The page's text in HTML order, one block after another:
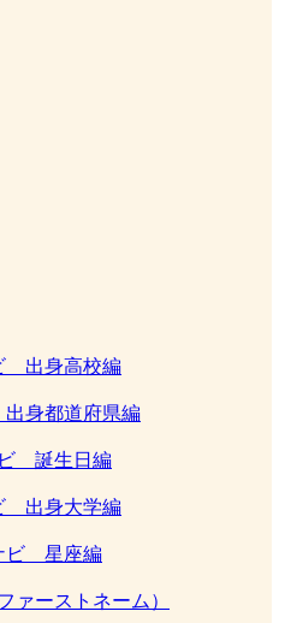
出身高校編
身都道府県編
誕生日編
出身大学編
ビ 星座編
ァーストネーム）